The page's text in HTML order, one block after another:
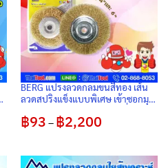
BERG แปรงลวดกลมขนสีทอง เส้น
ลวดสปริงแข็งแบบพิเศษ เข้าซอกมุม
ไฟฟ้า
฿93 – ฿2,200Price
range:
฿2,200